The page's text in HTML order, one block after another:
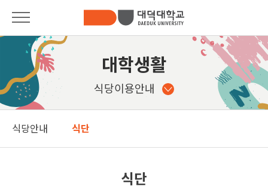
대학안내
입학안내
학과안내
Pride of DDU
대학안내
총장인사말
대학소개
법인소개
대학생활
식당이용안내
식당안내 식단
식단